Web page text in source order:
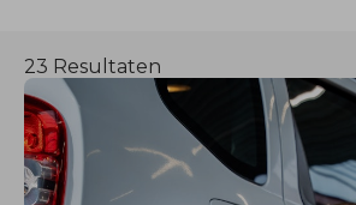
23 Resultaten